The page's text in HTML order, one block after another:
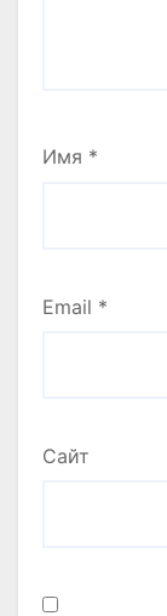
Имя *
Email *
Сайт